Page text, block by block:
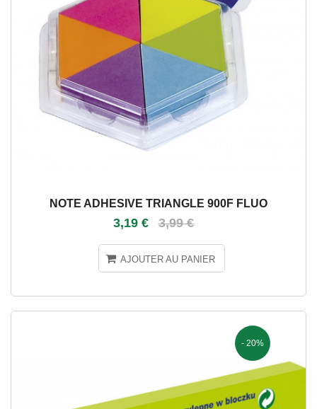
NOTE ADHESIVE TRIANGLE 900F FLUO
3,19 € 3,99 €
AJOUTER AU PANIER
- 20%